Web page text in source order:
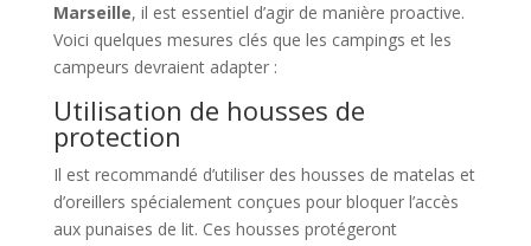
Marseille, il est essentiel d’agir de manière proactive.
Voici quelques mesures clés que les campings et les
campeurs devraient adapter :
Utilisation de housses de
protection
Il est recommandé d’utiliser des housses de matelas et
d’oreillers spécialement conçues pour bloquer l’accès
aux punaises de lit. Ces housses protégeront